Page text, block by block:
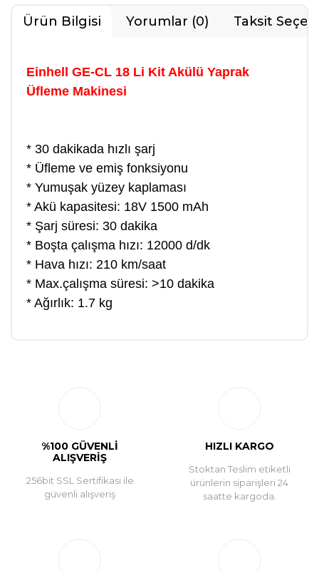
Ürün Bilgisi Yorumlar (0) Taksit
Einhell GE-CL 18 Li Kit Akülü Yaprak
Üfleme Makinesi
* 30 dakikada hızlı şarj
* Üfleme ve emiş fonksiyonu
* Yumuşak yüzey kaplaması
* Akü kapasitesi: 18V 1500 mAh
* Şarj süresi: 30 dakika
* Boşta çalışma hızı: 12000 d/dk
* Hava hızı: 210 km/saat
* Max.çalışma süresi: >10 dakika
* Ağırlık: 1.7 kg
%100 GÜVENLİ
ALIŞVERİŞ
256bit SSL Sertifikası ile
güvenli alışveriş
HIZLI KARGO
Stoktan Teslim etiketli
ürünlerin siparişleri 24
saatte kargoda.